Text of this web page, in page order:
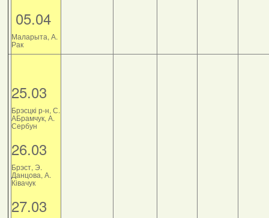
05.04
Маларыта, А.
Рак
25.03
Брэсцкі р-н, С.
АБрамчук, А.
Сербун
26.03
Брэст, Э.
Данцова, А.
Ківачук
27.03